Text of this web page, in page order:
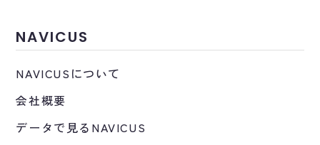
NAVICUS
NAVICUSについて
会社概要
データで見るNAVICUS